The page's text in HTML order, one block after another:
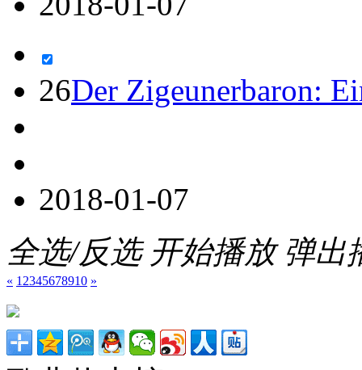
26Der Zigeunerbaron:
2018-01-07
全选/反选 开始播放 弹出
« 1 2345678910 »